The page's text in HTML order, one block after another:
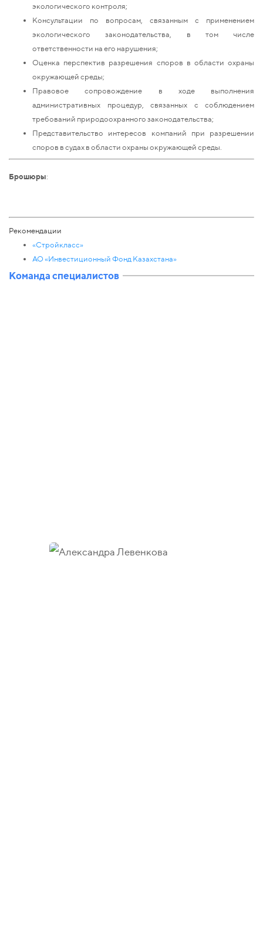
экологического контроля;
Консультации по вопросам, связанным с применением
экологического законодательства, в том числе
ответственности на его нарушения;
Оценка перспектив разрешения споров в области охраны
окружающей среды;
Правовое сопровождение в ходе выполнения
административных процедур, связанных с соблюдением
требований природоохранного законодательства;
Представительство интересов компаний при разрешении
споров в судах в области охраны окружающей среды.
Брошюры:
Рекомендации
«Стройкласс»
АО «Инвестиционный Фонд Казахстана»
Команда специалистов